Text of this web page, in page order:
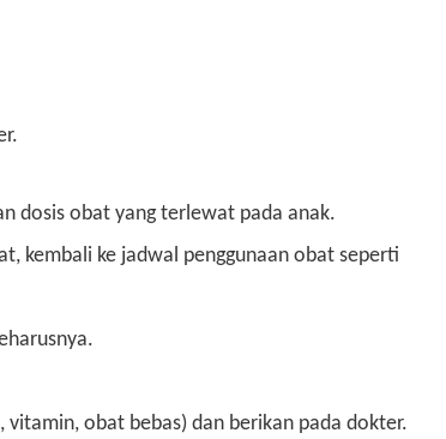
dosis obat yang terlewat pada anak.
kembali ke jadwal penggunaan obat seperti
obat bebas) dan berikan pada dokter.